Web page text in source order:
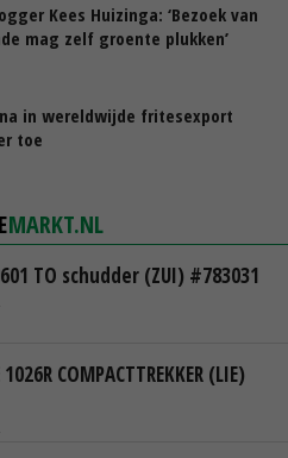
Kees Huizinga: ‘Bezoek van
mag zelf groente plukken’
in wereldwijde fritesexport
toe
MARKT.NL
TO schudder (ZUI) #783031
1026R COMPACTTREKKER (LIE)